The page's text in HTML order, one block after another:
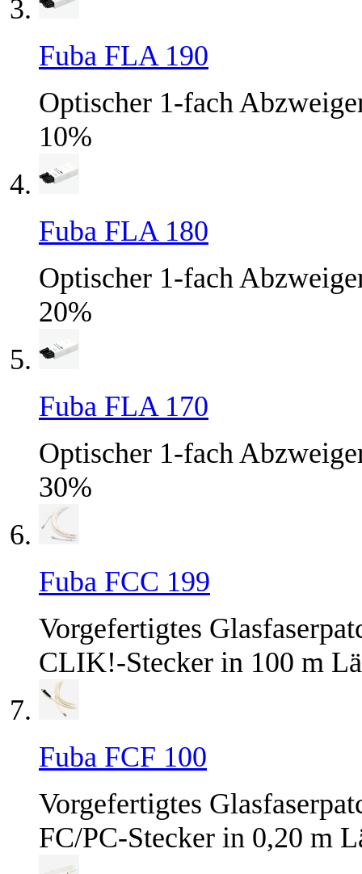
Fuba FLA 190
Optischer 1-fach
10%
Fuba FLA 180
Optischer 1-fach
20%
Fuba FLA 170
Optischer 1-fach
30%
Fuba FCC 199
Vorgefertigtes
CLIK!-Stecker in 100 m
Fuba FCF 100
Vorgefertigtes
FC/PC-Stecker in 0,20 m